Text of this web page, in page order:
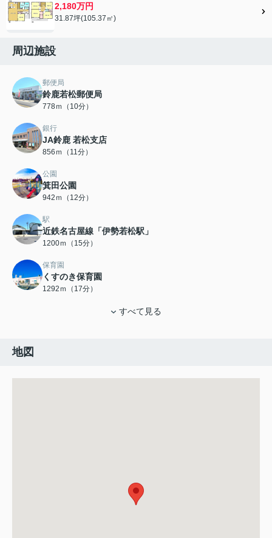
2,180万円
31.87坪(105.37㎡)
周辺施設
郵便局
鈴鹿若松郵便局
778ｍ（10分）
銀行
JA鈴鹿 若松支店
856ｍ（11分）
公園
箕田公園
942ｍ（12分）
駅
近鉄名古屋線「伊勢若松駅」
1200ｍ（15分）
保育園
くすのき保育園
1292ｍ（17分）
すべて見る
地図